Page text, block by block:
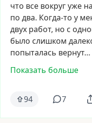
что все вокругуже
по два. Когда-то у
двух работ, но с
было слишком
попыталась вернут…
Показать больше
94 7